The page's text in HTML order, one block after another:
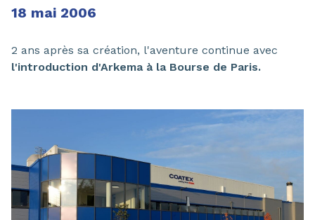
18 mai 2006
2 ans après sa création, l'aventure continue avec
l'introduction d'Arkema à la Bourse de Paris.